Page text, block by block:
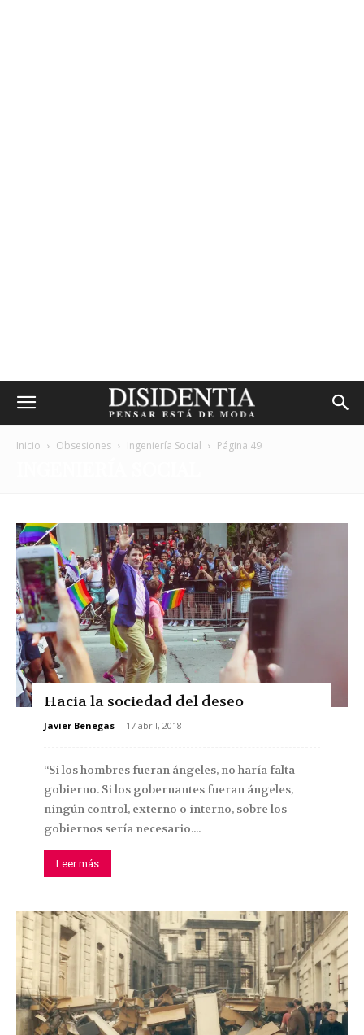
Inicio Obsesiones Ingeniería Social Página 49
Hacia la sociedad del deseo
Javier Benegas - 17 abril, 2018
“Si los hombres fueran ángeles, no haría falta
gobierno. Si los gobernantes fueran ángeles,
ningún control, externo o interno, sobre los
gobiernos sería necesario....
Leer más